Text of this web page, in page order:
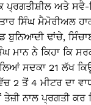
ਅਤੇ ਸਵੈ-
ਸਿੰਘ ਮੈਮੋਰੀਅਲ
ਢਾਂਚੇ,
ਨੇ ਕਿਹਾ ਕਿ
ਸਦਕਾ 21 ਲੱਖ
2 ਤੋਂ 4 ਮੀਟਰ ਦਾ
ਨਾਲ ਪ੍ਰਗਤੀ